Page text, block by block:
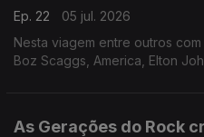
Ep. 22
05 jul. 2026
Nesta viagem entre outros
Boz Scaggs, America, Elton
As Gerações do Rock